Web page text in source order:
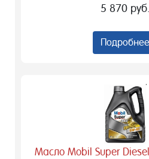
5 870 руб.
Подробнее
Масло Mobil Super